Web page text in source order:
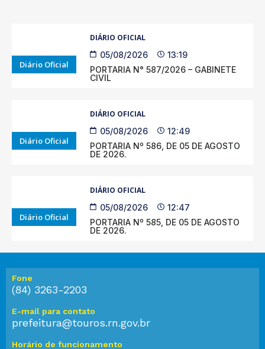
Diário Oficial
DIÁRIO OFICIAL
05/08/2026
13:19
PORTARIA N° 587/2026 – GABINETE
CIVIL
Diário Oficial
DIÁRIO OFICIAL
05/08/2026
12:49
PORTARIA Nº 586, DE 05 DE AGOSTO
DE 2026.
Diário Oficial
DIÁRIO OFICIAL
05/08/2026
12:47
PORTARIA Nº 585, DE 05 DE AGOSTO
DE 2026.
Fone
(84) 3263-2203
E-mail para contato
prefeitura@touros.rn.gov.br
Horário de funcionamento